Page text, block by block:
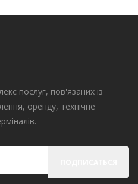
послуг, пов'язаних із
оренду, технічне